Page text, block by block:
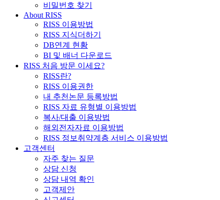
비밀번호 찾기
About RISS
RISS 이용방법
RISS 지식더하기
DB연계 현황
BI 및 배너 다운로드
RISS 처음 방문 이세요?
RISS란?
RISS 이용권한
내 추천논문 등록방법
RISS 자료 유형별 이용방법
복사/대출 이용방법
해외전자자료 이용방법
RISS 정보취약계층 서비스 이용방법
고객센터
자주 찾는 질문
상담 신청
상담 내역 확인
고객제안